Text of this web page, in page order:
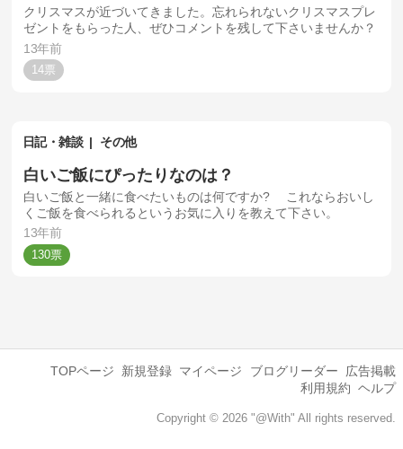
クリスマスが近づいてきました。忘れられないクリスマスプレ
ゼントをもらった人、ぜひコメントを残して下さいませんか？
13年前
14
日記・雑談 その他
白いご飯にぴったりなのは？
白いご飯と一緒に食べたいものは何ですか? これならおいし
くご飯を食べられるというお気に入りを教えて下さい。
13年前
130
TOPページ 新規登録 マイページ ブログリーダー
広告掲載
利用規約 ヘルプ
Copyright © 2026 "@With" All rights reserved.